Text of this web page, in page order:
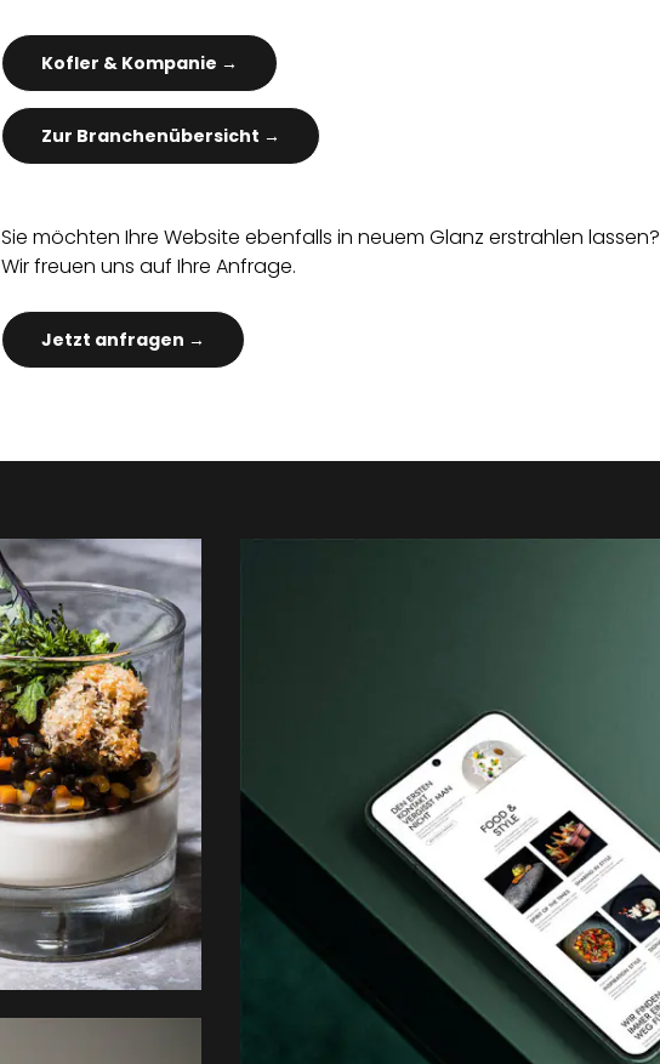
Kofler & Kompanie →
Zur Branchenübersicht →
Sie möchten Ihre Website ebenfalls in neuem Glanz erstrahlen lassen?
Wir freuen uns auf Ihre Anfrage.
Jetzt anfragen →